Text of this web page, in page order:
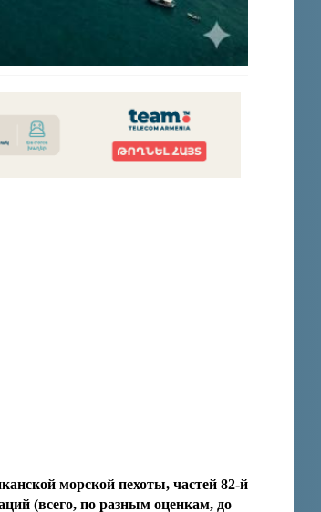
морской пехоты, частей 82-й
(всего, по разным оценкам, до